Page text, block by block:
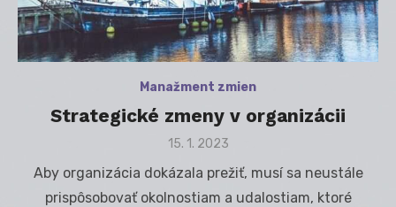
Manažment zmien
Strategické zmeny v organizácii
Posted
15. 1. 2023
Aby organizácia dokázala prežiť, musí sa neustále
prispôsobovať okolnostiam a udalostiam, ktoré